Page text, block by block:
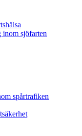
inom sjöfarten
spårtrafiken